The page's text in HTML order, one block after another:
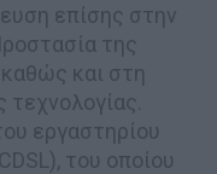
επίσης στην
της
καθώς και στη
εργαστηρίου
του οποίου